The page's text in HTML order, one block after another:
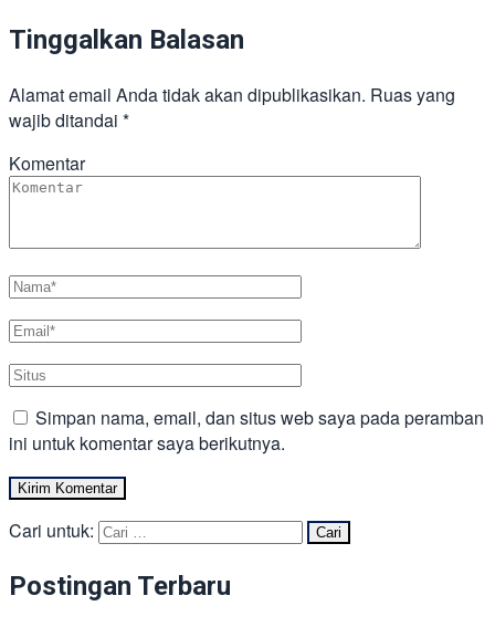
Tinggalkan Balasan
Alamat email Anda tidak akan dipublikasikan. Ruas yang
wajib ditandai *
Komentar
Simpan nama, email, dan situs web saya pada peramban
ini untuk komentar saya berikutnya.
Cari untuk:
Postingan Terbaru